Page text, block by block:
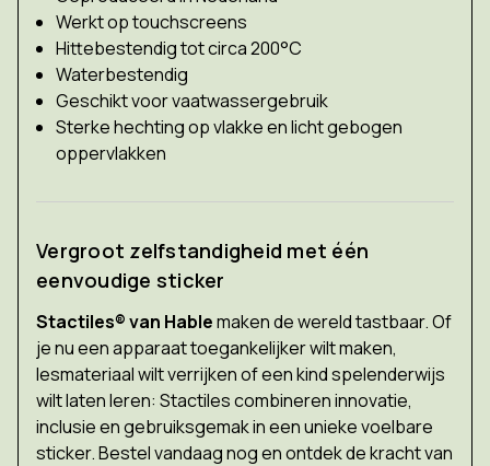
Werkt op touchscreens
Hittebestendig tot circa 200°C
Waterbestendig
Geschikt voor vaatwassergebruik
Sterke hechting op vlakke en licht gebogen
oppervlakken
Vergroot zelfstandigheid met één
eenvoudige sticker
Stactiles® van Hablemaken de wereld tastbaar. Of
je nu een apparaat toegankelijker wilt maken,
lesmateriaal wilt verrijken of een kind spelenderwijs
wilt laten leren: Stactiles combineren innovatie,
inclusie en gebruiksgemak in een unieke voelbare
sticker. Bestel vandaag nog en ontdek de kracht van